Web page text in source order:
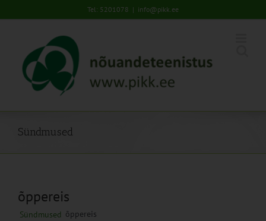
to
Tel: 5201078 | info@pikk.ee
Sündmused
õppereis
Sündmused õppereis